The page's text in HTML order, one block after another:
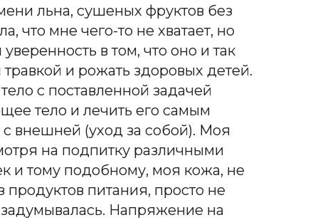
льна, сушеных фруктов без
что мне чего-то не хватает, но
в том, что оно и так
и рожать здоровых детей.
с поставленной задачей
тело и лечить его самым
с внешней (уход за собой). Моя
на подпитку различными
и тому подобному, моя кожа, не
питания, просто не
Напряжение на